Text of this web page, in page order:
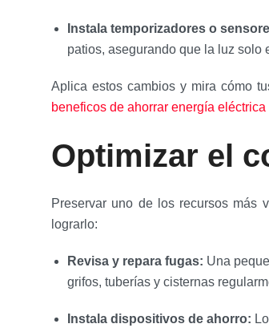
Instala temporizadores o
patios, asegurando que la luz solo
Aplica estos cambios y mira cómo
beneficos de ahorrar energía eléctrica
Optimizar el
Preservar uno de los recursos más
lograrlo:
Revisa y repara fugas: Una
grifos, tuberías y cisternas
Instala dispositivos de ahorro: